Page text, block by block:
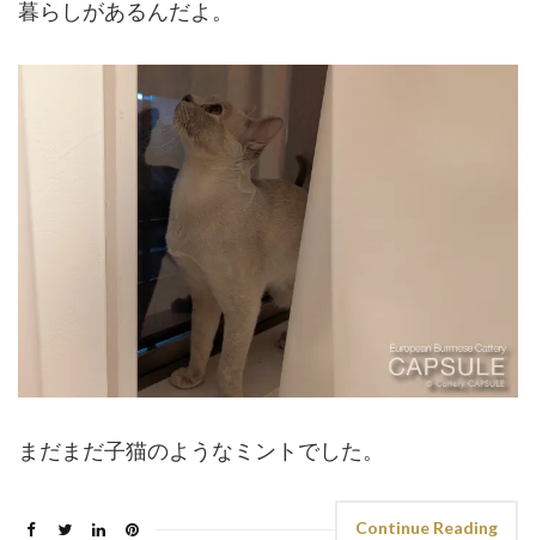
暮らしがあるんだよ。
まだまだ子猫のようなミントでした。
Continue Reading